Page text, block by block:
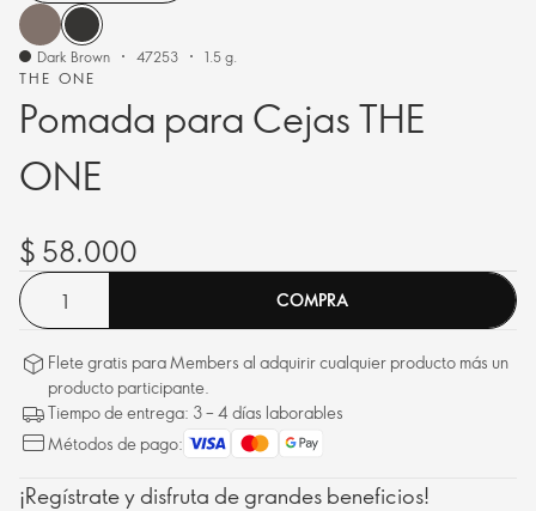
THE ONE
Pomada para Cejas THE
ONE
Dark Brown 47253 1.5 g.
$ 58.000
COMPRA
Flete gratis para Members al adquirir cualquier producto más un
producto participante.
Tiempo de entrega: 3 – 4 días laborables
Métodos de pago:
¡Regístrate y disfruta de grandes beneficios!